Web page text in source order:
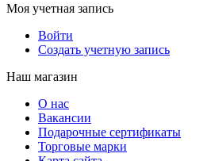
Моя учетная запись
Войти
Создать учетную запись
Наш магазин
О нас
Вакансии
Подарочные сертификаты
Торговые марки